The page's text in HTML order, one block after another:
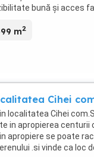
bună și acces
m2
Cihei
localitatea Cihei
in apropierea centurii
apropiere se poate
.si vinde ca loc